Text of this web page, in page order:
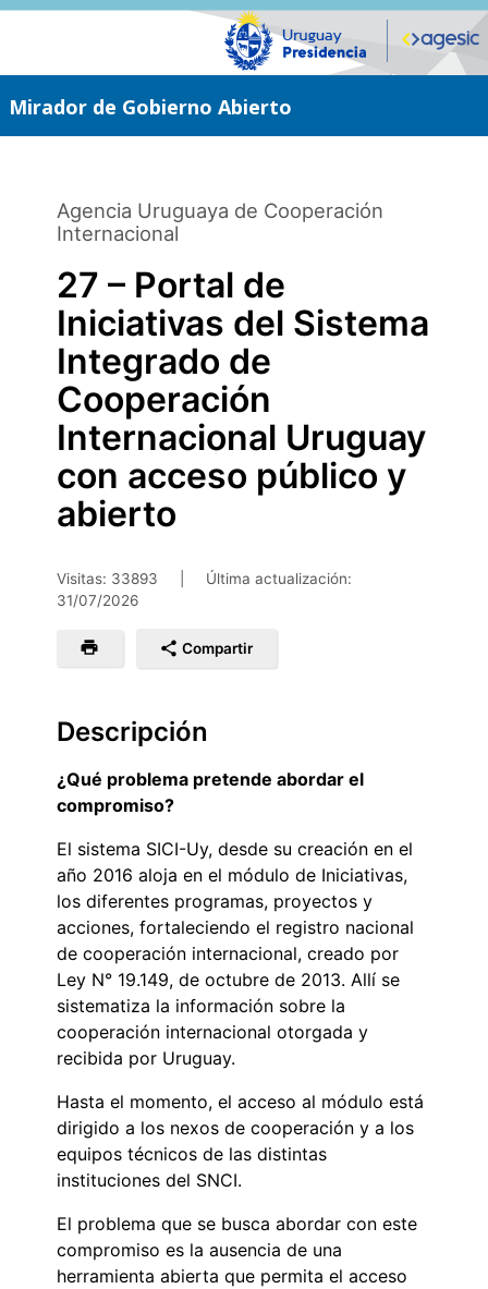
Saltar
Mirador de Gobierno Abierto
Agencia Uruguaya de Cooperación
Internacional
27 – Portal de
Iniciativas del Sistema
Integrado de
Cooperación
Internacional Uruguay
con acceso público y
abierto
Visitas: 33893
Última actualización:
31/07/2026
Compartir
Descripción
¿Qué problema pretende abordar el
compromiso?
El sistema SICI-Uy, desde su creación en el
año 2016 aloja en el módulo de Iniciativas,
los diferentes programas, proyectos y
acciones, fortaleciendo el registro nacional
de cooperación internacional, creado por
Ley N° 19.149, de octubre de 2013. Allí se
sistematiza la información sobre la
cooperación internacional otorgada y
recibida por Uruguay.
Hasta el momento, el acceso al módulo está
dirigido a los nexos de cooperación y a los
equipos técnicos de las distintas
instituciones del SNCI.
El problema que se busca abordar con este
compromiso es la ausencia de una
herramienta abierta que permita el acceso